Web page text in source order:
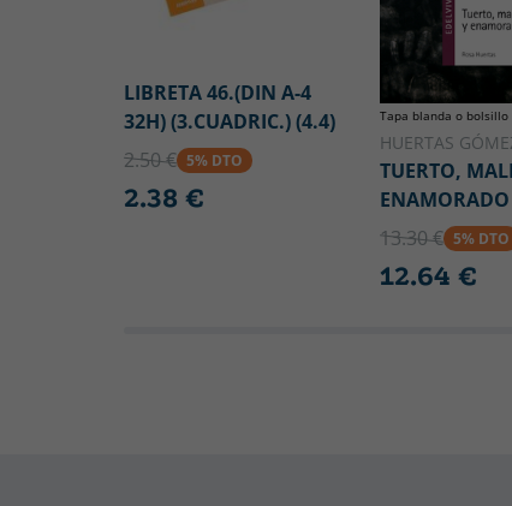
LIBRETA 46.(DIN A-4
32H) (3.CUADRIC.) (4.4)
2.50 € 5% DTO
2.38 €
Tapa blanda o bolsillo
HUERTAS
TUERTO,
ENAMORADO
13.30 € 5% DTO
12.64 €